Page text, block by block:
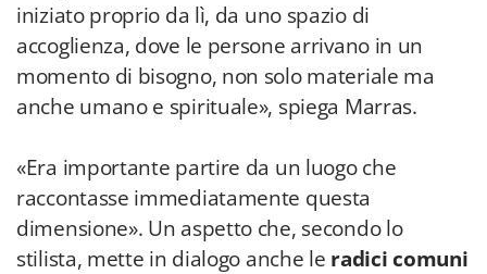
iniziato proprio da lì, da uno spazio di
accoglienza, dove le persone arrivano in un
momento di bisogno, non solo materiale ma
anche umano e spirituale», spiega Marras.
«Era importante partire da un luogo che
raccontasse immediatamente questa
dimensione». Un aspetto che, secondo lo
stilista, mette in dialogo anche le radici comuni